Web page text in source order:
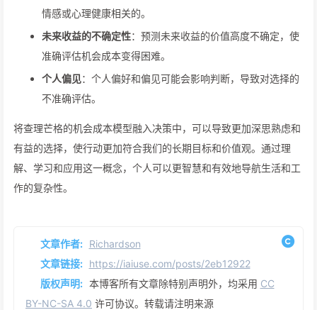
情感或心理健康相关的。
未来收益的不确定性：预测未来收益的价值高度不确定，使
准确评估机会成本变得困难。
个人偏见：个人偏好和偏见可能会影响判断，导致对选择的
不准确评估。
将查理芒格的机会成本模型融入决策中，可以导致更加深思熟虑和
有益的选择，使行动更加符合我们的长期目标和价值观。通过理
解、学习和应用这一概念，个人可以更智慧和有效地导航生活和工
作的复杂性。
文章作者: Richardson
文章链接: https://iaiuse.com/posts/2eb12922
版权声明: 本博客所有文章除特别声明外，均采用 CC
BY-NC-SA 4.0 许可协议。转载请注明来源